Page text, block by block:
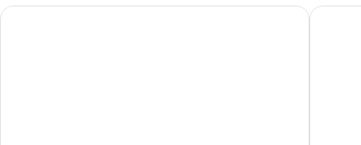
Rove Dubai Marina